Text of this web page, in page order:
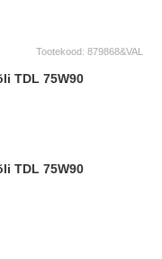
Tootekood: 879868&VAL